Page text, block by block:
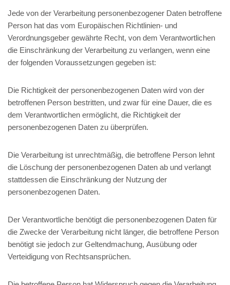
Jede von der Verarbeitung personenbezogener Daten betroffene
Person hat das vom Europäischen Richtlinien- und
Verordnungsgeber gewährte Recht, von dem Verantwortlichen
die Einschränkung der Verarbeitung zu verlangen, wenn eine
der folgenden Voraussetzungen gegeben ist:
Die Richtigkeit der personenbezogenen Daten wird von der
betroffenen Person bestritten, und zwar für eine Dauer, die es
dem Verantwortlichen ermöglicht, die Richtigkeit der
personenbezogenen Daten zu überprüfen.
Die Verarbeitung ist unrechtmäßig, die betroffene Person lehnt
die Löschung der personenbezogenen Daten ab und verlangt
stattdessen die Einschränkung der Nutzung der
personenbezogenen Daten.
Der Verantwortliche benötigt die personenbezogenen Daten für
die Zwecke der Verarbeitung nicht länger, die betroffene Person
benötigt sie jedoch zur Geltendmachung, Ausübung oder
Verteidigung von Rechtsansprüchen.